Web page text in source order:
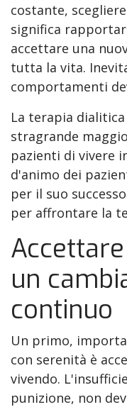
costante,
significa
accettare una
tutta la vita.
comportamenti
La terapia
stragrande
pazienti di vivere
d'animo dei
per il suo
per affrontare la
un
continuo
Un primo,
con serenità è
vivendo.
punizione, non